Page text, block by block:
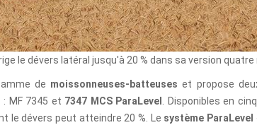
le dévers latéral jusqu'à 20 % dans sa version
de moissonneuses-batteuses et propose
: MF 7345 et 7347 MCS ParaLevel
. Disponibles en
le dévers peut atteindre 20 %. Le système ParaLevel